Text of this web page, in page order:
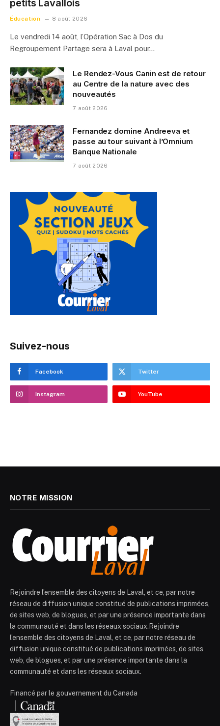
petits Lavallois
Éducation 8 août 2026
Le vendredi 14 août, l’Opération Sac à Dos du
Regroupement Partage sera à Laval pour…
Le Rendez-Vous Canin est de retour
au Centre de la nature avec des
nouveautés
7 août 2026
Fernandez domine Andreeva et
passe au tour suivant à l’Omnium
Banque Nationale
7 août 2026
Suivez-nous
Facebook Twitter
Instagram YouTube
NOTRE MISSION
Rejoindre l’ensemble des citoyens de Laval, et ce, par notre
réseau de diffusion unique constitué de publications imprimées,
de sites web, de blogues, et par une présence importante dans
la communauté et dans les réseaux sociaux.Rejoindre
l’ensemble des citoyens de Laval, et ce, par notre réseau de
diffusion unique constitué de publications imprimées, de sites
web, de blogues, et par une présence importante dans la
communauté et dans les réseaux sociaux.
Financé par le gouvernement du Canada